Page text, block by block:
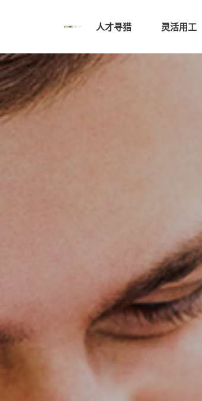
人才寻猎 灵活用工